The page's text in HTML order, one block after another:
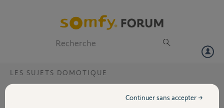
Volet
LES SUJETS DOMOTIQUE
Impossible d'ajouter mon Elixio à la
Continuer sans accepter →